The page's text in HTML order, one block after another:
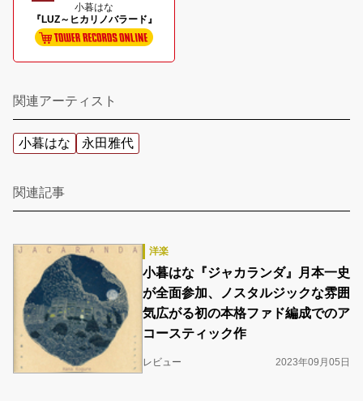
小暮はな
『LUZ～ヒカリノバラード』
関連アーティスト
小暮はな 永田雅代
関連記事
洋楽
小暮はな『ジャカランダ』月本一史
が全面参加、ノスタルジックな雰囲
気広がる初の本格ファド編成でのア
コースティック作
レビュー 2023年09月05日